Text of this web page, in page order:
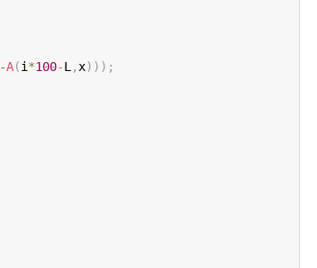
-A(i *100-L , x) ) ) ;